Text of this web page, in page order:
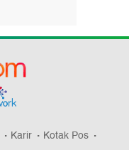
Karir
Kotak Pos